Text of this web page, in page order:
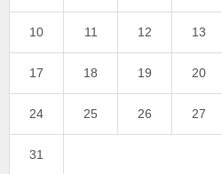
10 11 12 13
17 18 19 20
24 25 26 27
31